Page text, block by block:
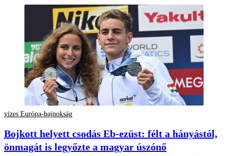
vizes Európa-bajnokság
Bojkott helyett csodás Eb-ezüst: félt a hányástól,
önmagát is legyőzte a magyar úszónő